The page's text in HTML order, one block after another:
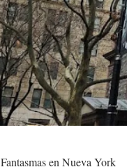
Fantasmas en Nueva York